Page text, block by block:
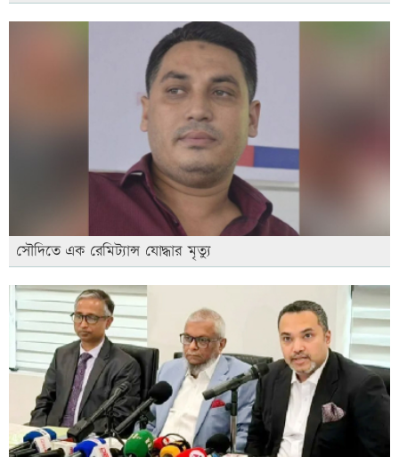
সৌদিতে এক রেমিট্যান্স যোদ্ধার মৃত্যু